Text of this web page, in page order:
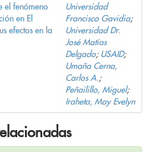
el fenómeno
en El
efectos en la
Universidad
Francisco Gavidia;
Universidad Dr.
José Matías
Delgado; USAID;
Umaña Cerna,
Carlos A.;
Peñailillo, Miguel;
Iraheta, May Evelyn